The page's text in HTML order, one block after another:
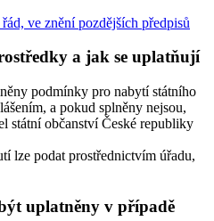
ve znění pozdějších předpisů
a jak se uplatňují
podmínky pro nabytí státního
a pokud splněny nejsou,
státní občanství České republiky
lze podat prostřednictvím úřadu,
uplatněny v případě